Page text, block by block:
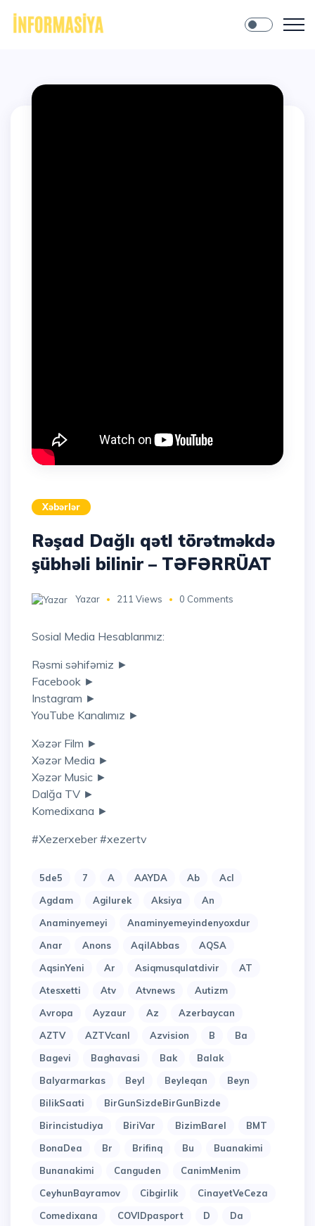
Xəbərlər
Rəşad Dağlı qətl törətməkdə
şübhəli bilinir – TƏFƏRRÜAT
Yazar 211 Views 0 Comments
Sosial Media Hesablarımız:
Rəsmi səhifəmiz ►
Facebook ►
Instagram ►
YouTube Kanalımız ►
Xəzər Film ►
Xəzər Media ►
Xəzər Music ►
Dalğa TV ►
Komedixana ►
#xezerxeber #xezertv
5de5 7 A AAYDA Ab
Acl
Agdam
Agilurek Aksiya
An
Anaminyemeyi
Anaminyemeyindenyoxdur
Anar
Anons AqilAbbas
AQSA
AqsinYeni
Ar Asiqmusqulatdivir
AT
Atesxetti
Atv Atvnews
Autizm
Avropa
Ayzaur Az
Azerbaycan
AZTV
AZTVcanl Azvision B
Ba
Bagevi
Baghavasi Bak
Balak
Balyarmarkas
Beyl Beyleqan
Beyn
BilikSaati
BirGunSizdeBirGunBizde
Birincistudiya
BiriVar BizimBarel
BMT
BonaDea
Br Brifinq Bu
Buanakimi
Bunanakimi
Canguden
CanimMenim
CeyhunBayramov
Cibgirlik
CinayetVeCeza
Comedixana
COVIDpasport D
Da